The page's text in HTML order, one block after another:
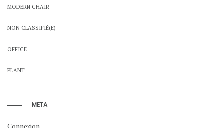
MODERN CHAIR
NON CLASSIFIÉ(E)
OFFICE
PLANT
META
Connexion